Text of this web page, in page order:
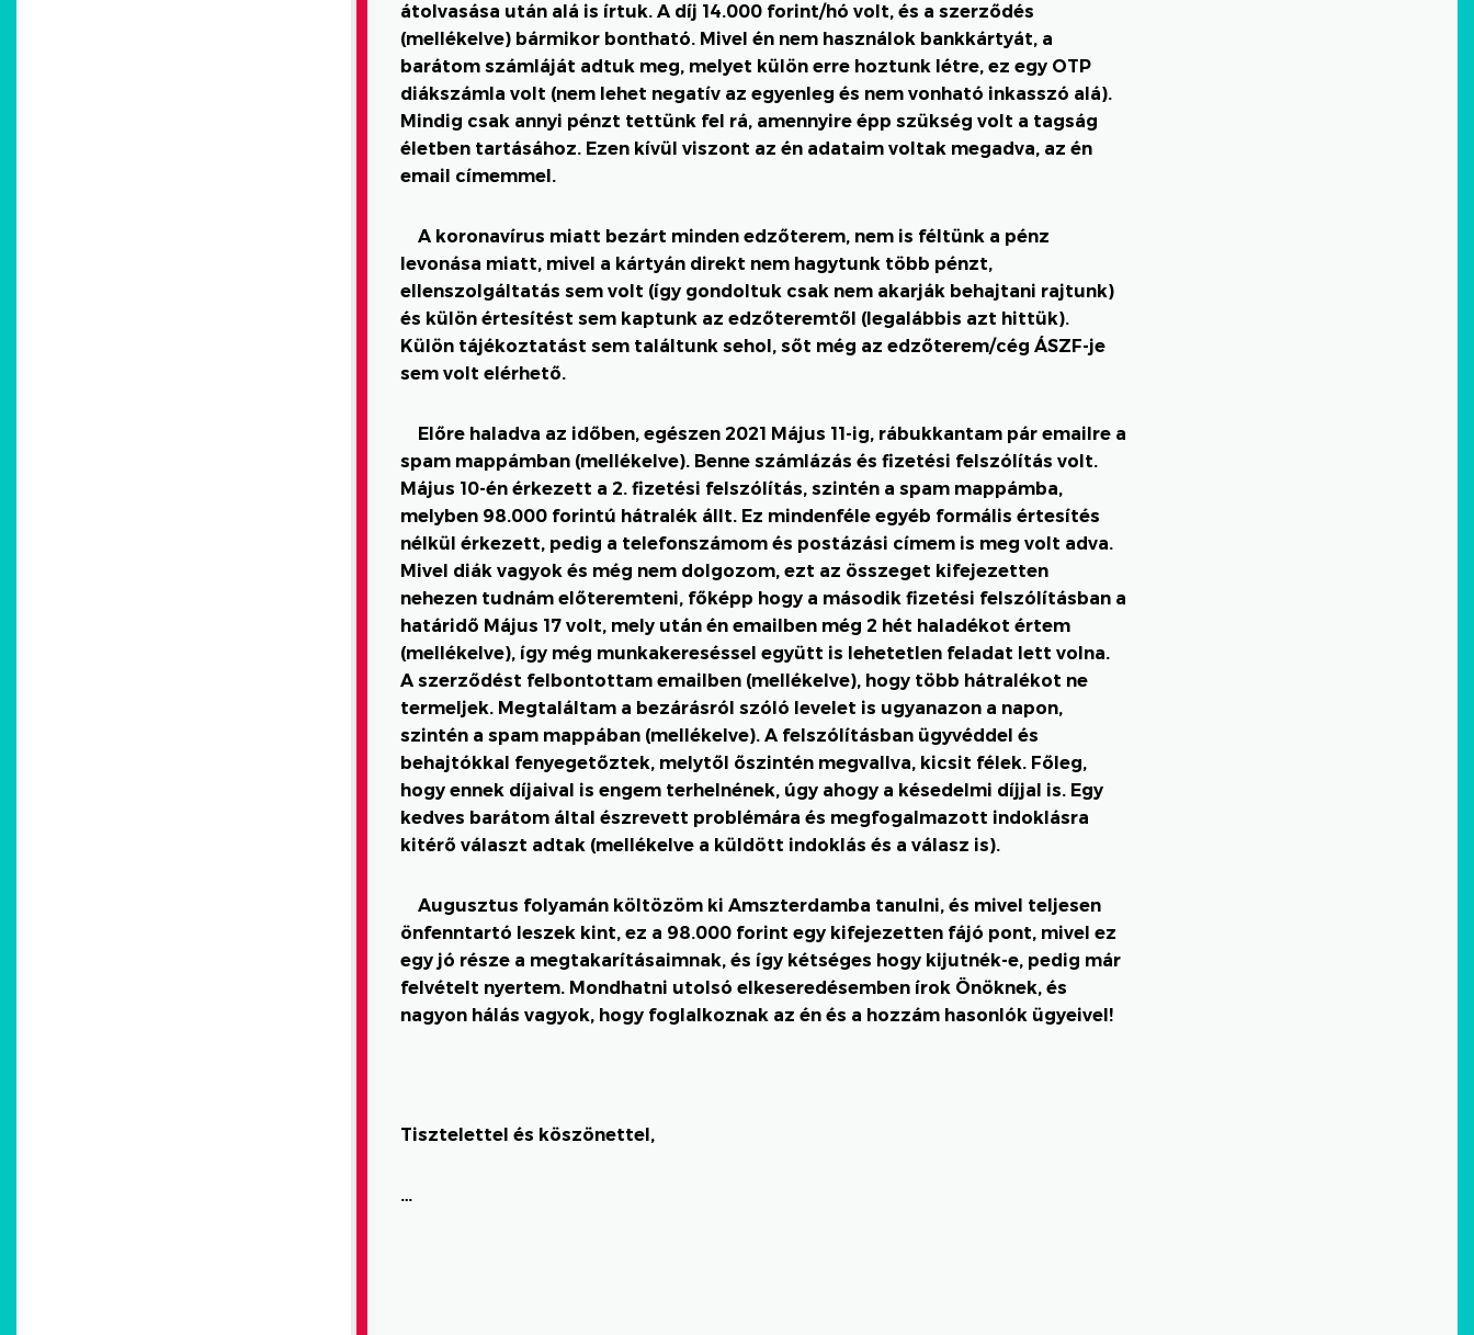
átolvasása után alá is írtuk. A díj 14.000 forint/hó volt, és a szerződés
(mellékelve) bármikor bontható. Mivel én nem használok bankkártyát, a
barátom számláját adtuk meg, melyet külön erre hoztunk létre, ez egy OTP
diákszámla volt (nem lehet negatív az egyenleg és nem vonható inkasszó alá).
Mindig csak annyi pénzt tettünk fel rá, amennyire épp szükség volt a tagság
életben tartásához. Ezen kívül viszont az én adataim voltak megadva, az én
email címemmel.
A koronavírus miatt bezárt minden edzőterem, nem is féltünk a pénz
levonása miatt, mivel a kártyán direkt nem hagytunk több pénzt,
ellenszolgáltatás sem volt (így gondoltuk csak nem akarják behajtani rajtunk)
és külön értesítést sem kaptunk az edzőteremtől (legalábbis azt hittük).
Külön tájékoztatást sem találtunk sehol, sőt még az edzőterem/cég ÁSZF-je
sem volt elérhető.
Előre haladva az időben, egészen 2021 Május 11-ig, rábukkantam pár emailre a
spam mappámban (mellékelve). Benne számlázás és fizetési felszólítás volt.
Május 10-én érkezett a 2. fizetési felszólítás, szintén a spam mappámba,
melyben 98.000 forintú hátralék állt. Ez mindenféle egyéb formális értesítés
nélkül érkezett, pedig a telefonszámom és postázási címem is meg volt adva.
Mivel diák vagyok és még nem dolgozom, ezt az összeget kifejezetten
nehezen tudnám előteremteni, főképp hogy a második fizetési felszólításban a
határidő Május 17 volt, mely után én emailben még 2 hét haladékot értem
(mellékelve), így még munkakereséssel együtt is lehetetlen feladat lett volna.
A szerződést felbontottam emailben (mellékelve), hogy több hátralékot ne
termeljek. Megtaláltam a bezárásról szóló levelet is ugyanazon a napon,
szintén a spam mappában (mellékelve). A felszólításban ügyvéddel és
behajtókkal fenyegetőztek, melytől őszintén megvallva, kicsit félek. Főleg,
hogy ennek díjaival is engem terhelnének, úgy ahogy a késedelmi díjjal is. Egy
kedves barátom által észrevett problémára és megfogalmazott indoklásra
kitérő választ adtak (mellékelve a küldött indoklás és a válasz is).
Augusztus folyamán költözöm ki Amszterdamba tanulni, és mivel teljesen
önfenntartó leszek kint, ez a 98.000 forint egy kifejezetten fájó pont, mivel ez
egy jó része a megtakarításaimnak, és így kétséges hogy kijutnék-e, pedig már
felvételt nyertem. Mondhatni utolsó elkeseredésemben írok Önöknek, és
nagyon hálás vagyok, hogy foglalkoznak az én és a hozzám hasonlók ügyeivel!
Tisztelettel és köszönettel,
…